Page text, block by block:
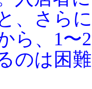
、さら
ら、1〜
のは困